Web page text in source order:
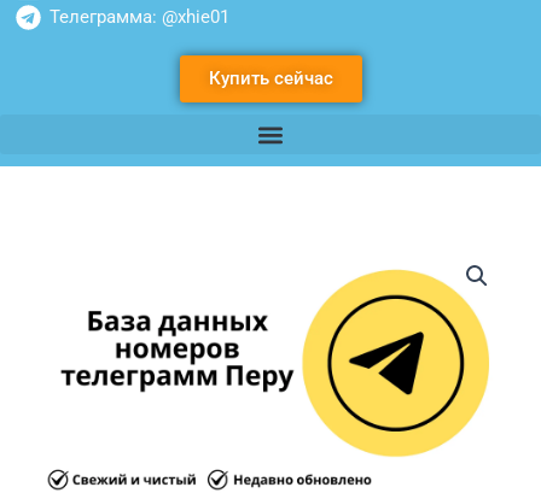
Телеграмма: @xhie01
Купить сейчас
телеграмм